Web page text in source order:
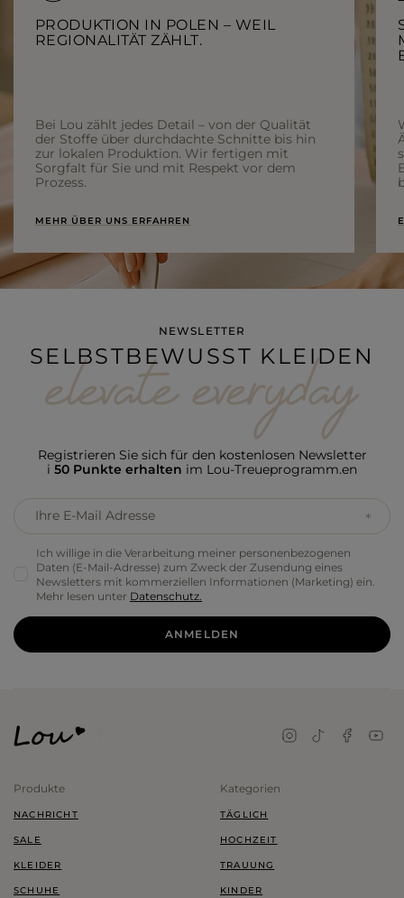
PRODUKTION IN POLEN – WEIL
REGIONALITÄT ZÄHLT.
Bei Lou zählt jedes Detail – von der Qualität
der Stoffe über durchdachte Schnitte bis hin
zur lokalen Produktion. Wir fertigen mit
Sorgfalt für Sie und mit Respekt vor dem
Prozess.
MEHR ÜBER UNS ERFAHREN
NEWSLETTER
SELBSTBEWUSST KLEIDEN
Registrieren Sie sich für den kostenlosen Newsletter
i 50 Punkte erhalten im Lou-Treueprogramm.en
Ihre E-Mail Adresse
Ich willige in die Verarbeitung meiner personenbezogenen
Daten (E-Mail-Adresse) zum Zweck der Zusendung eines
Newsletters mit kommerziellen Informationen (Marketing) ein.
Mehr lesen unter Datenschutz.
ANMELDEN
Produkte
NACHRICHT
SALE
KLEIDER
SCHUHE
Kategorien
TÄGLICH
HOCHZEIT
TRAUUNG
KINDER